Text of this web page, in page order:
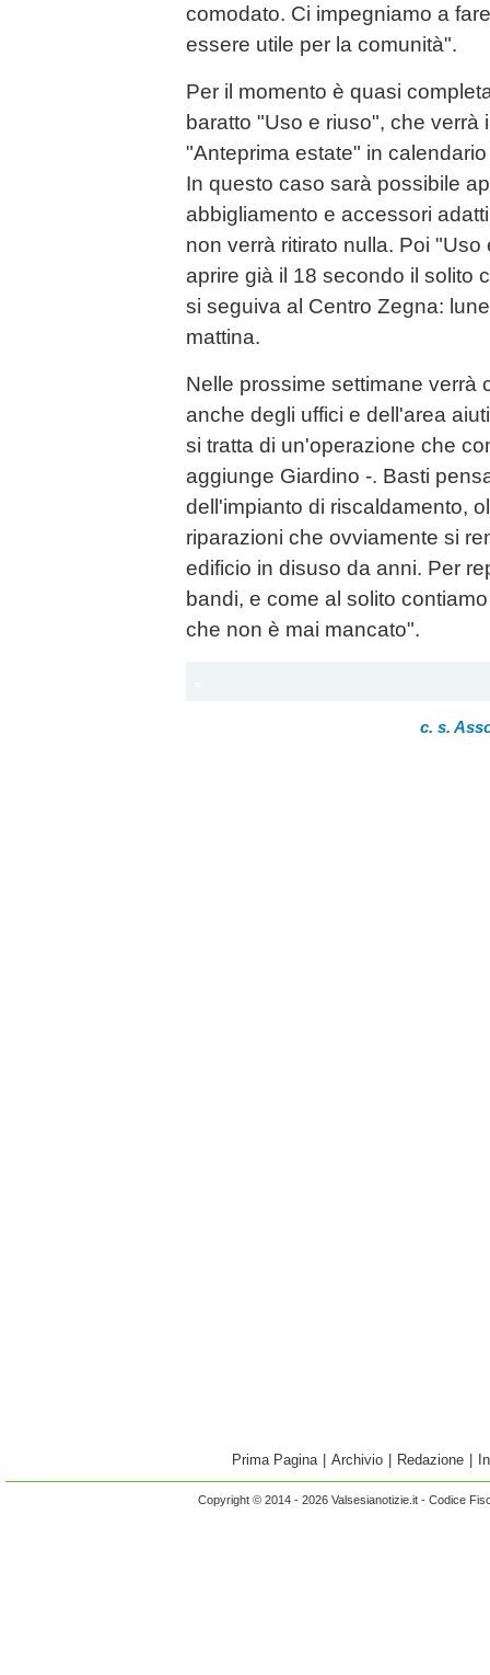
comodato. Ci impegniamo a
essere utile per la comunità".
Per il momento è quasi
baratto "Uso e riuso", che verrà
"Anteprima estate" in
In questo caso sarà possibile
abbigliamento e accessori
non verrà ritirato nulla. Poi
aprire già il 18 secondo il solito
si seguiva al Centro Zegna:
mattina.
Nelle prossime settimane verrà
anche degli uffici e dell'area
si tratta di un'operazione che
aggiunge Giardino -. Basti
dell'impianto di riscaldamento,
riparazioni che ovviamente si
edificio in disuso da anni. Per
bandi, e come al solito
che non è mai mancato".
c. s.
Prima Pagina Archivio Redazione
Copyright © 2014 - 2026 Valsesianotizie.it - Codice